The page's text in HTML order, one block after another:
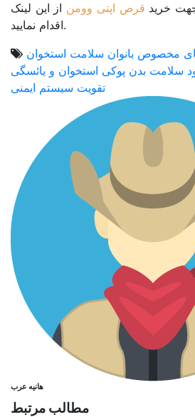
خرید قرص اپتی وومن از این لینک
اقدام نمایید.
مخصوص بانوان سلامت استخوان
سلامت بدن پوکی استخوان و یائسگی
تقویت سیستم ایمنی
هانیه عرب
مطالب مرتبط